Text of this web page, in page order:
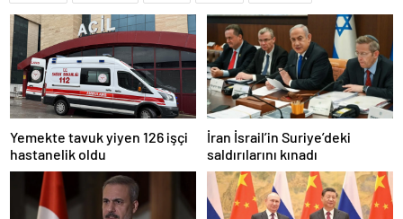
Yemekte tavuk yiyen 126 işçi
hastanelik oldu
İran İsrail’in Suriye’deki
saldırılarını kınadı